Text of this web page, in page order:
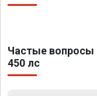
Частые вопросы
450 лс